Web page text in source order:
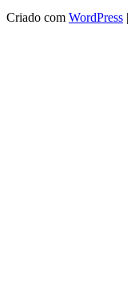
Criado com WordPress |